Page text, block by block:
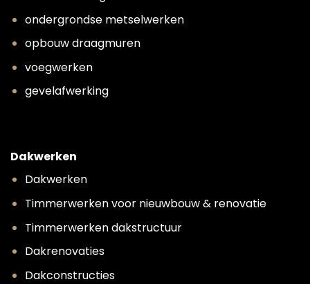
ondergrondse metselwerken
opbouw draagmuren
voegwerken
gevelafwerking
Dakwerken
Dakwerken
Timmerwerken voor nieuwbouw & renovatie
Timmerwerken dakstructuur
Dakrenovaties
Dakconstructies